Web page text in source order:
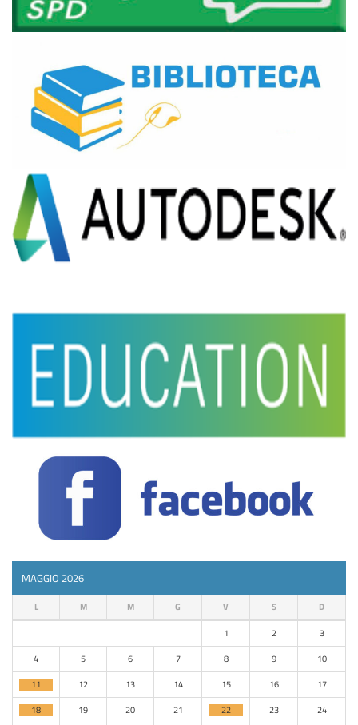
MAGGIO 2026
L M M G V S D
1 2
3
4
5 6 7 8 9
10
11
12 13 14 15 16
17
18
19 20 21 22 23
24